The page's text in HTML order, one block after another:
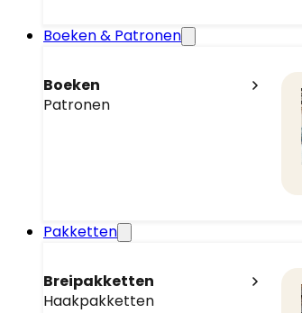
Boeken & Patronen
Boeken
Patronen
Pakketten
Breipakketten
Haakpakketten